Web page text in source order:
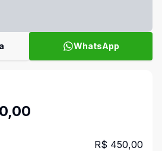
WhatsApp
R$ 450,00